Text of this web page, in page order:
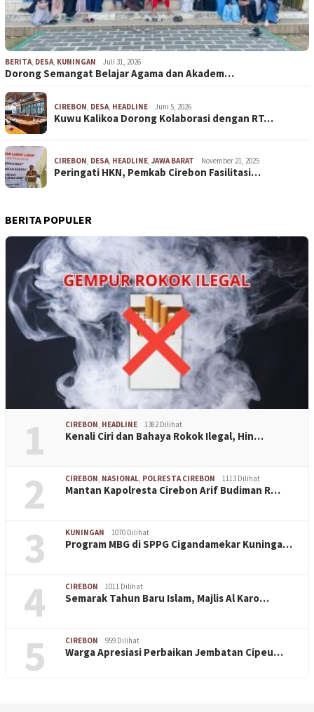
BERITA, DESA, KUNINGAN Juli 31, 2026
Dorong Semangat Belajar Agama dan Akadem…
CIREBON, DESA, HEADLINE Juni 5, 2026
Kuwu Kalikoa Dorong Kolaborasi dengan RT…
CIREBON, DESA, HEADLINE, JAWA BARAT November 21, 2025
Peringati HKN, Pemkab Cirebon Fasilitasi…
BERITA POPULER
1 CIREBON, HEADLINE 1382 Dilihat
Kenali Ciri dan Bahaya Rokok Ilegal, Hin…
2 CIREBON, NASIONAL, POLRESTA CIREBON 1113 Dilihat
Mantan Kapolresta Cirebon Arif Budiman R…
3 KUNINGAN 1070 Dilihat
Program MBG di SPPG Cigandamekar Kuninga…
4 CIREBON 1011 Dilihat
Semarak Tahun Baru Islam, Majlis Al Karo…
5 CIREBON 959 Dilihat
Warga Apresiasi Perbaikan Jembatan Cipeu…